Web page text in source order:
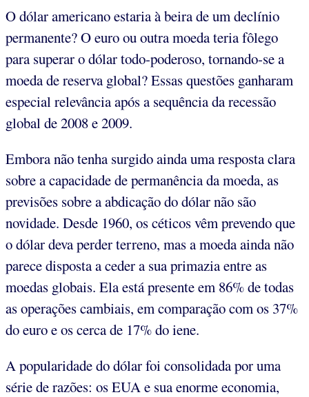
O dólar americano estaria à beira de um declínio
permanente? O euro ou outra moeda teria fôlego
para superar o dólar todo-poderoso, tornando-se a
moeda de reserva global? Essas questões ganharam
especial relevância após a sequência da recessão
global de 2008 e 2009.
Embora não tenha surgido ainda uma resposta clara
sobre a capacidade de permanência da moeda, as
previsões sobre a abdicação do dólar não são
novidade. Desde 1960, os céticos vêm prevendo que
o dólar deva perder terreno, mas a moeda ainda não
parece disposta a ceder a sua primazia entre as
moedas globais. Ela está presente em 86% de todas
as operações cambiais, em comparação com os 37%
do euro e os cerca de 17% do iene.
A popularidade do dólar foi consolidada por uma
série de razões: os EUA e sua enorme economia,